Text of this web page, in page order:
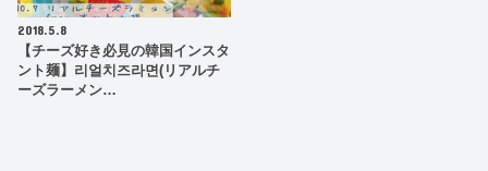
2018.5.8
【チーズ好き必見の韓国インスタ
ント麺】리얼치즈라면(リアルチ
ーズラーメン…